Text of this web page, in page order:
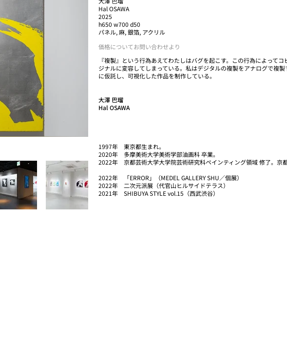
Hal OSAWA
2025
h650 w700 d50
パネル, 麻, 銀箔, アクリル
価格についてお問い合わせより
『複製』という行為あえてわたしはバグを起こす。この行為によって
ジナルに変容してしまっている。私はデジタルの複製をアナログで複
に仮託し、可視化した作品を制作している。
大澤 巴瑠
Hal OSAWA
1997年 東京都生まれ。
2020年 多摩美術大学美術学部油画科 卒業。
2022年 京都芸術大学大学院芸術研究科ペインティング領域 修了。京都
2022年 「ERROR」（MEDEL GALLERY SHU／個展）
2022年 二次元派展（代官山ヒルサイドテラス）
2021年 SHIBUYA STYLE vol.15（西武渋谷）